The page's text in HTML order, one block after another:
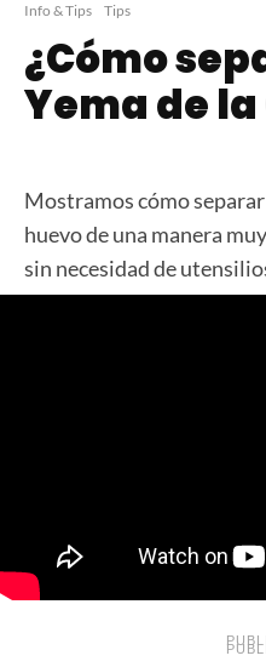
Info & Tips Tips
¿Cómo
Yema de
Mostramos cómo
huevo de una manera
sin necesidad de